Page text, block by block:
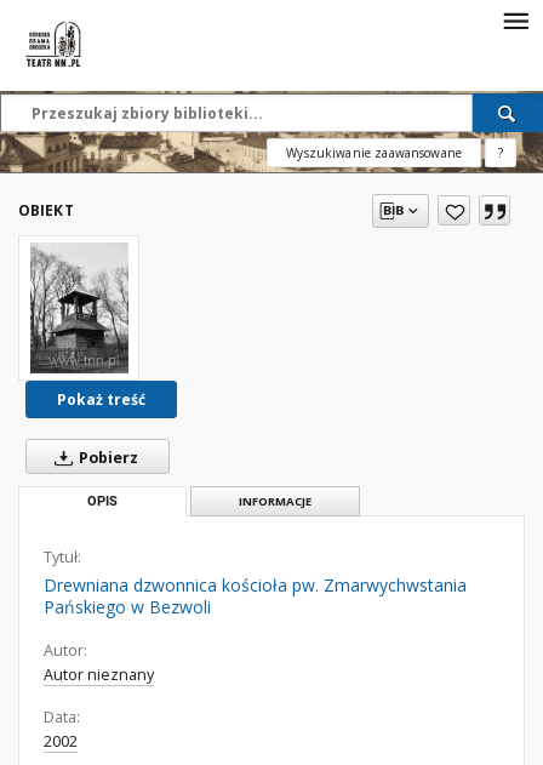
Wyszukiwanie zaawansowane ?
OBIEKT
Pokaż treść
Pobierz
OPIS INFORMACJE
Tytuł:
Drewniana dzwonnica kościoła pw. Zmarwychwstania
Pańskiego w Bezwoli
Autor:
Autor nieznany
Data:
2002